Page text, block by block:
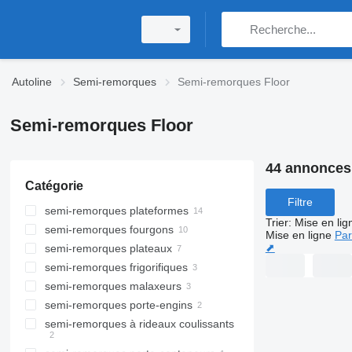
Autoline Semi-remorques Semi-remorques Floor
Semi-remorques Floor
Catégorie
semi-remorques plateformes
semi-remorques fourgons
semi-remorques plateaux
semi-remorques frigorifiques
semi-remorques malaxeurs
semi-remorques porte-engins
semi-remorques à rideaux coulissants
44
Filtre
Trier: Mise en
Mise en ligne
⬈